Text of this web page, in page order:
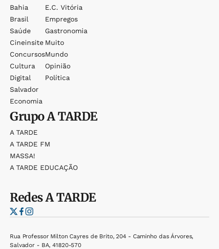
Bahia
Brasil
Saúde
Cineinsite
Concursos
Cultura
Digital
Salvador
Economia
E.c. Vitória
Empregos
Gastronomia
Muito
Mundo
Opinião
Política
GrupoA TARDE
A TARDE
A TARDE FM
MASSA!
A TARDE EDUCAÇÃO
RedesA TARDE
Rua Professor Milton Cayres de Brito, 204 - Caminho das Árvores,
Salvador - BA, 41820-570